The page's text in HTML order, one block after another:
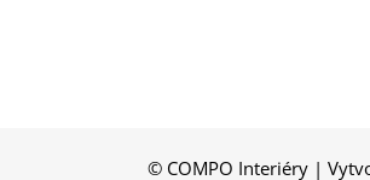
© COMPO Interiéry |